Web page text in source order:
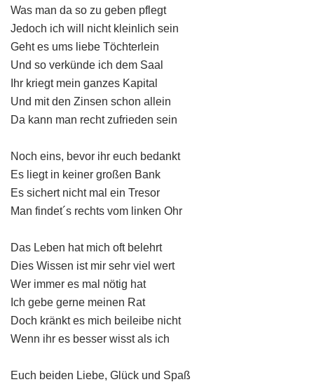
Was man da so zu geben pflegt
Jedoch ich will nicht kleinlich sein
Geht es ums liebe Töchterlein
Und so verkünde ich dem Saal
Ihr kriegt mein ganzes Kapital
Und mit den Zinsen schon allein
Da kann man recht zufrieden sein
Noch eins, bevor ihr euch bedankt
Es liegt in keiner großen Bank
Es sichert nicht mal ein Tresor
Man findet´s rechts vom linken Ohr
Das Leben hat mich oft belehrt
Dies Wissen ist mir sehr viel wert
Wer immer es mal nötig hat
Ich gebe gerne meinen Rat
Doch kränkt es mich beileibe nicht
Wenn ihr es besser wisst als ich
Euch beiden Liebe, Glück und Spaß